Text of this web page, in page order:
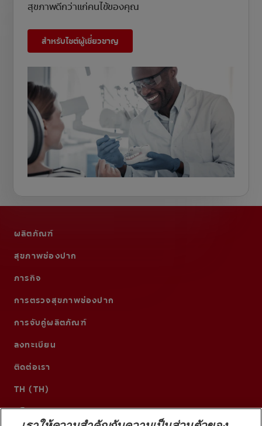
สุขภาพดีกว่าแก่คนไข้ของคุณ
สำหรับไซต์ผู้เชี่ยวชาญ
ผลิตภัณฑ์
สุขภาพช่องปาก
ภารกิจ
การตรวจสุขภาพช่องปาก
การจับคู่ผลิตภัณฑ์
ลงทะเบียน
ติดต่อเรา
TH (TH)